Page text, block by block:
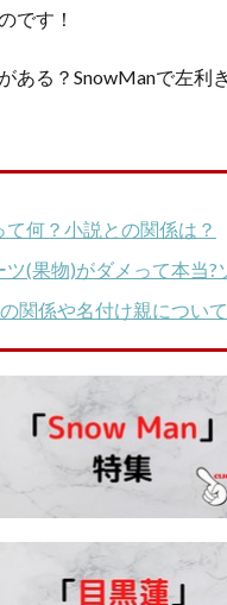
です！
ある？SnowManで左利
何？小説との関係は？
(果物)がダメって本当?
関係や名付け親につい